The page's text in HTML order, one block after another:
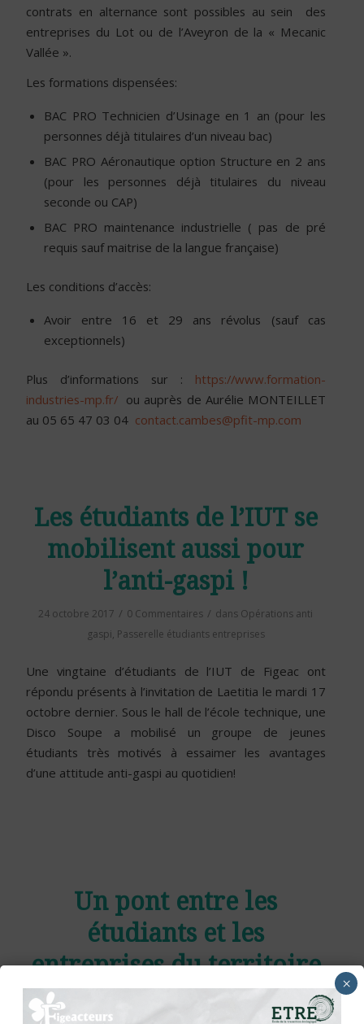
contrats en alternance sont possibles au sein des
entreprises du Lot ou de l’Aveyron de la « Mecanic
Vallée ».
Les formations dispensées:
BAC PRO Technicien d’Usinage en 1 an (pour les
personnes déjà titulaires d’un niveau bac)
BAC PRO Aéronautique option Structure en 2 ans
(pour les personnes déjà titulaires du niveau
seconde ou CAP)
BAC PRO maintenance industrielle ( pas de pré
requis sauf maitrise de la langue française)
Les conditions d’accès:
Avoir entre 16 et 29 ans révolus (sauf cas
exceptionnels)
Plus d’informations sur : https://www.formation-
industries-mp.fr/ ou auprès de Aurélie MONTEILLET
au 05 65 47 03 04 contact.cambes@pfit-mp.com
Les étudiants de l’IUT se
mobilisent aussi pour
l’anti-gaspi !
24 octobre 2017 / 0 Commentaires / dans Opérations anti
gaspi, Passerelle étudiants entreprises
Une vingtaine d’étudiants de l’IUT de Figeac ont
répondu présents à l’invitation de Laetitia le mardi 17
octobre dernier. Sous le hall de l’école technique, une
Disco Soupe a mobilisé un groupe de jeunes
étudiants très motivés à essaimer les avantages
d’une attitude anti-gaspi au quotidien!
Un pont entre les
étudiants et les
entreprises du territoire
– La dépêche – 09/08/17
×